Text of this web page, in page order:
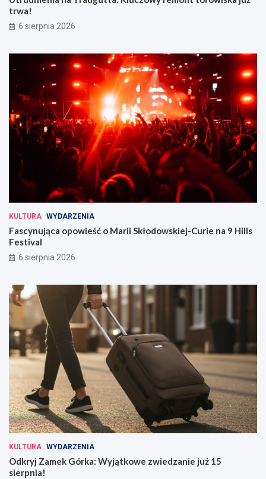
trwa!
6 sierpnia 2026
KULTURA WYDARZENIA
Fascynująca opowieść o Marii Skłodowskiej-Curie na 9 Hills
Festival
6 sierpnia 2026
KULTURA WYDARZENIA
Odkryj Zamek Górka: Wyjątkowe zwiedzanie już 15
sierpnia!